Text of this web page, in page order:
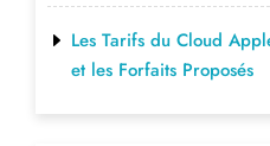
Les Tarifs du Cloud
et les Forfaits Proposés